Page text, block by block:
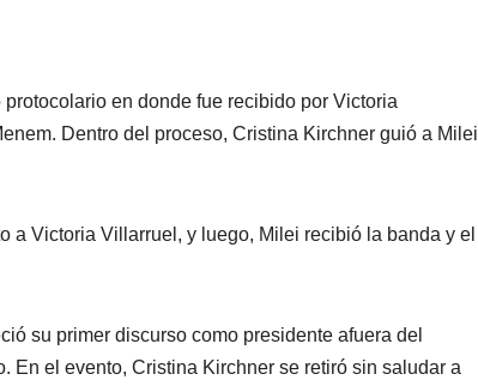
en donde fue recibido por Victoria
Dentro del proceso, Cristina Kirchner guió a Milei
a Victoria Villarruel, y luego, Milei recibió la banda y el
su primer discurso como presidente afuera del
En el evento, Cristina Kirchner se retiró sin saludar a